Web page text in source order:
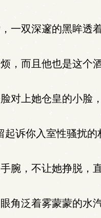
一双深邃的黑眸透
，而且他也是这个
对上她仓皇的小脸
诉你入室性骚扰的
腕，不让她挣脱，
角泛着雾蒙蒙的水